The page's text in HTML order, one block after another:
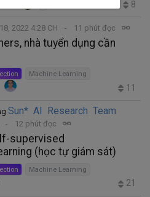
8
2022 4:28 CH 11 phút đọc
nhà tuyển dụng cần
Machine Learning
11
Sun* AI Research Team
12 phút đọc
supervised
(học tự giám sát)
Machine Learning
21